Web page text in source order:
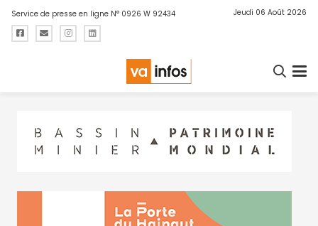
Service de presse en ligne N° 0926 W 92434 Jeudi 06 Août 2026